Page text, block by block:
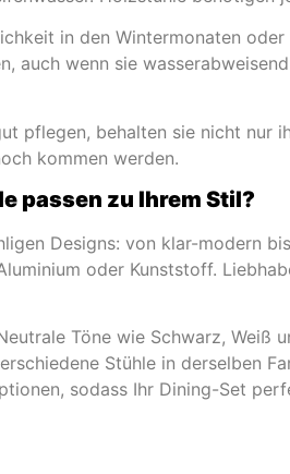
in den Wintermonaten
auch wenn sie
pflegen, behalten sie nicht
kommen werden.
passen zu Ihrem Stil?
Designs: von klar-modern
oder Kunststoff.
Töne wie Schwarz,
Stühle in derselben
sodass Ihr Dining-Set